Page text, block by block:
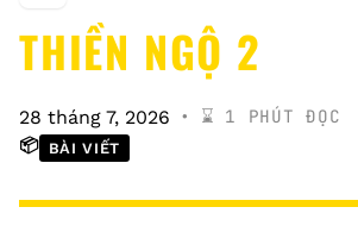
THIỀN NGỘ 2
28 tháng 7, 2026 ⌛️ 1 PHÚT ĐỌC
📦 BÀI VIẾT